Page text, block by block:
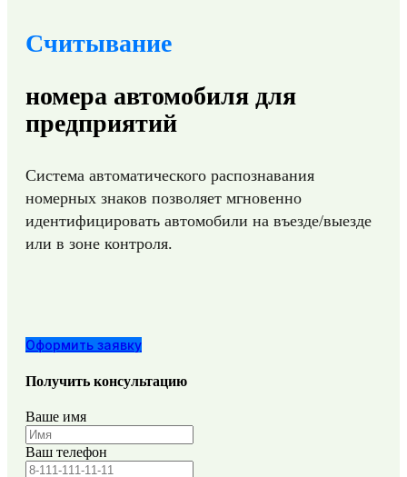
Считывание
номера автомобиля для
предприятий
Система автоматического распознавания
номерных знаков позволяет мгновенно
идентифицировать автомобили на въезде/выезде
или в зоне контроля.
Оформить заявку
Получить консультацию
Ваше имя
Ваш телефон